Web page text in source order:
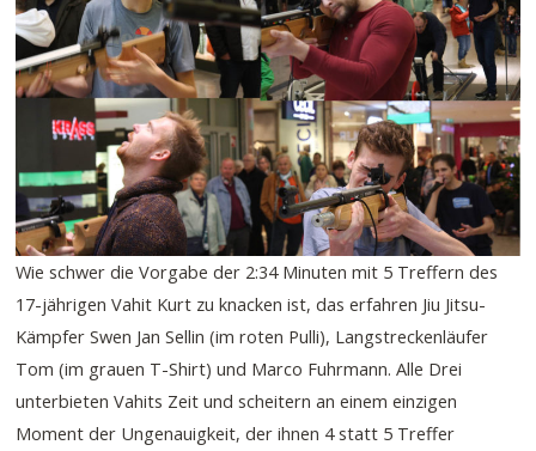
Wie schwer die Vorgabe der 2:34 Minuten mit 5 Treffern des
17-jährigen Vahit Kurt zu knacken ist, das erfahren Jiu Jitsu-
Kämpfer Swen Jan Sellin (im roten Pulli), Langstreckenläufer
Tom (im grauen T-Shirt) und Marco Fuhrmann. Alle Drei
unterbieten Vahits Zeit und scheitern an einem einzigen
Moment der Ungenauigkeit, der ihnen 4 statt 5 Treffer